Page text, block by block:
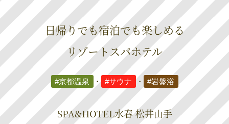
日帰りでも宿泊でも楽しめる
リゾートスパホテル
#京都温泉 ・ #サウナ ・ #岩盤浴
SPA&HOTEL水春 松井山手